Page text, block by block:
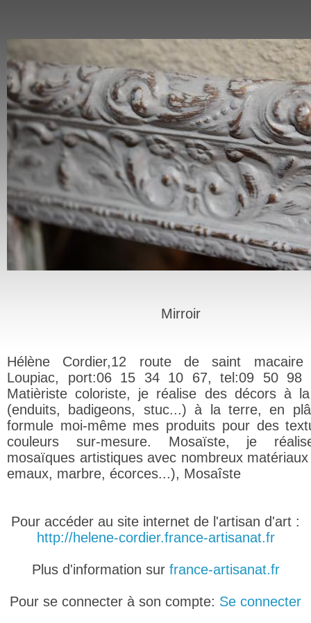
Mirroir
Hélène Cordier,12 route de saint macaire
Loupiac, port:06 15 34 10 67, tel:09 50 98
Matièriste coloriste, je réalise des décors à
(enduits, badigeons, stuc...) à la terre, en
formule moi-même mes produits pour des
couleurs sur-mesure. Mosaïste, je
mosaïques artistiques avec nombreux
emaux, marbre, écorces...), Mosaîste
Pour accéder au site internet de l'artisan d'art :
http://helene-cordier.france-artisanat.fr
Plus d'information sur france-artisanat.fr
Pour se connecter à son compte: Se connecter